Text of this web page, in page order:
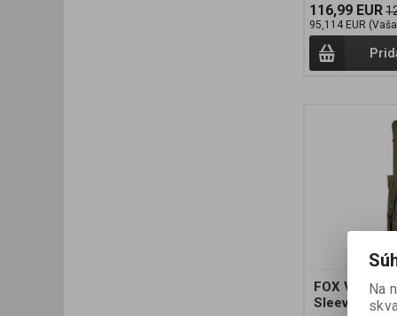
116,99 EUR
95,114 EUR
FOX
Sleeve
Na